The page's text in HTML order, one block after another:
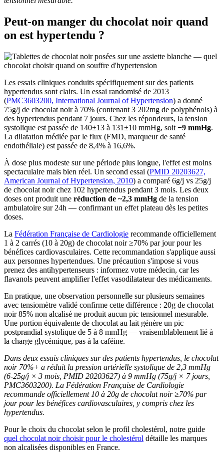
Peut-on manger du chocolat noir quand
on est hypertendu ?
Les essais cliniques conduits spécifiquement sur des patients
hypertendus sont clairs. Un essai randomisé de 2013
(PMC3603200, International Journal of Hypertension) a donné
75g/j de chocolat noir à 70% (contenant 3 202mg de polyphénols) à
des hypertendus pendant 7 jours. Chez les répondeurs, la tension
systolique est passée de 140±13 à 131±10 mmHg, soit −9 mmHg.
La dilatation médiée par le flux (FMD, marqueur de santé
endothéliale) est passée de 8,4% à 16,6%.
À dose plus modeste sur une période plus longue, l'effet est moins
spectaculaire mais bien réel. Un second essai (PMID 20203627,
American Journal of Hypertension, 2010) a comparé 6g/j vs 25g/j
de chocolat noir chez 102 hypertendus pendant 3 mois. Les deux
doses ont produit une réduction de ~2,3 mmHg de la tension
ambulatoire sur 24h — confirmant un effet plateau dès les petites
doses.
La Fédération Française de Cardiologie recommande officiellement
1 à 2 carrés (10 à 20g) de chocolat noir ≥70% par jour pour les
bénéfices cardiovasculaires. Cette recommandation s'applique aussi
aux personnes hypertendues. Une précaution s'impose si vous
prenez des antihypertenseurs : informez votre médecin, car les
flavanols peuvent amplifier l'effet vasodilatateur des médicaments.
En pratique, une observation personnelle sur plusieurs semaines
avec tensiomètre validé confirme cette différence : 20g de chocolat
noir 85% non alcalisé ne produit aucun pic tensionnel mesurable.
Une portion équivalente de chocolat au lait génère un pic
postprandial systolique de 5 à 8 mmHg — vraisemblablement lié à
la charge glycémique, pas à la caféine.
Dans deux essais cliniques sur des patients hypertendus, le chocolat
noir 70%+ a réduit la pression artérielle systolique de 2,3 mmHg
(6-25g/j × 3 mois, PMID 20203627) à 9 mmHg (75g/j × 7 jours,
PMC3603200). La Fédération Française de Cardiologie
recommande officiellement 10 à 20g de chocolat noir ≥70% par
jour pour les bénéfices cardiovasculaires, y compris chez les
hypertendus.
Pour le choix du chocolat selon le profil cholestérol, notre guide
quel chocolat noir choisir pour le cholestérol détaille les marques
non alcalisées disponibles en France.